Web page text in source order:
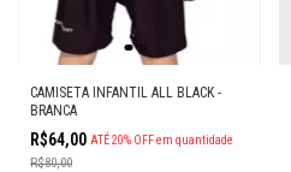
CAMISETA INFANTIL ALL BLACK -
BRANCA
R$64,00 ATÉ 20% OFFem quantidade
R$80,00